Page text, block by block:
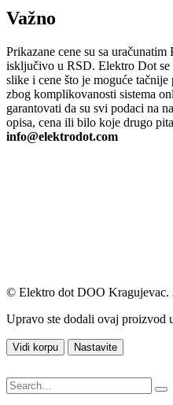
Važno
Prikazane cene su sa
isključivo u RSD. Elektro Dot se
slike i cene što je moguće
zbog komplikovanosti sistema
garantovati da su svi podaci na
opisa, cena ili bilo koje drugo
info@elektrodot.com
© Elektro dot DOO Kragujevac.
Upravo ste dodali ovaj proizvod
Vidi korpu Nastavite